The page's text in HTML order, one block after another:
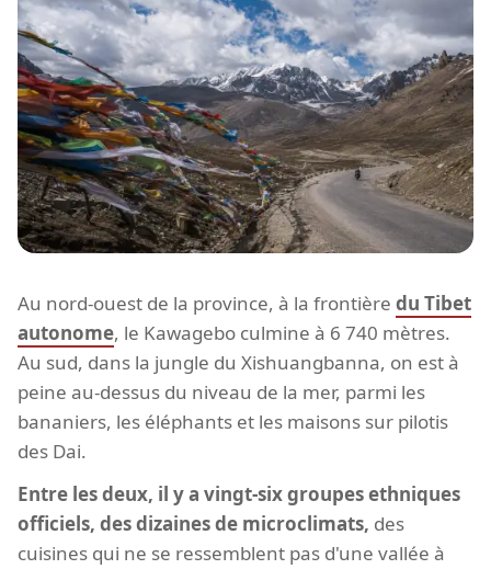
Au nord-ouest de la province, à la frontière du Tibet
autonome, le Kawagebo culmine à 6 740 mètres.
Au sud, dans la jungle du Xishuangbanna, on est à
peine au-dessus du niveau de la mer, parmi les
bananiers, les éléphants et les maisons sur pilotis
des Dai.
Entre les deux, il y a vingt-six groupes ethniques
officiels, des dizaines de microclimats, des
cuisines qui ne se ressemblent pas d'une vallée à